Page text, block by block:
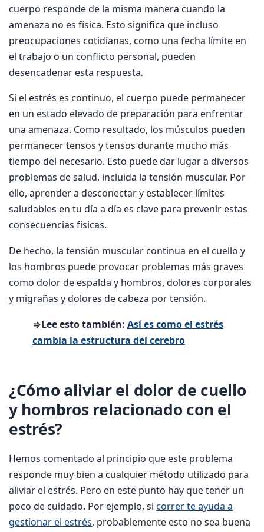
cuerpo responde de la misma manera cuando la
amenaza no es física. Esto significa que incluso
preocupaciones cotidianas, como una fecha límite en
el trabajo o un conflicto personal, pueden
desencadenar esta respuesta.
Si el estrés es continuo, el cuerpo puede permanecer
en un estado elevado de preparación para enfrentar
una amenaza. Como resultado, los músculos pueden
permanecer tensos y tensos durante mucho más
tiempo del necesario. Esto puede dar lugar a diversos
problemas de salud, incluida la tensión muscular. Por
ello, aprender a desconectar y establecer límites
saludables en tu día a día es clave para prevenir estas
consecuencias físicas.
De hecho, la tensión muscular continua en el cuello y
los hombros puede provocar problemas más graves
como dolor de espalda y hombros, dolores corporales
y migrañas y dolores de cabeza por tensión.
⇒Lee esto también: Así es como el estrés
cambia la estructura del cerebro
¿Cómo aliviar el dolor de cuello
y hombros relacionado con el
estrés?
Hemos comentado al principio que este problema
responde muy bien a cualquier método utilizado para
aliviar el estrés. Pero en este punto hay que tener un
poco de cuidado. Por ejemplo, si correr te ayuda a
gestionar el estrés, probablemente esto no sea buena